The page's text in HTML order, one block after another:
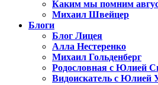
Каким мы помним
Михаил Швейцер
Блоги
Блог Лицея
Алла Нестеренко
Михаил Гольденберг
Родословная с Юлией
Видоискатель с Юлией